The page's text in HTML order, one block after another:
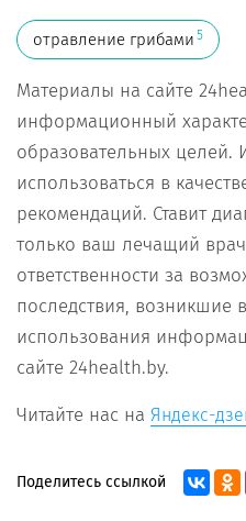
отравление грибами 5
Материалы на сайте
информационный
образовательных
использоваться в
рекомендаций. Ставит
только ваш лечащий
ответственности за
последствия, возникшие
использования
сайте 24health.by.
Читайте нас на Яндекс-
Поделитесь ссылкой